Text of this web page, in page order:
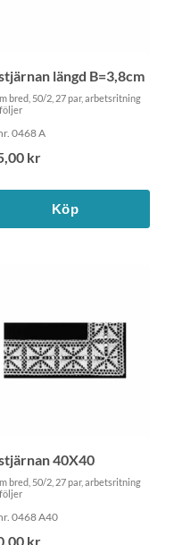
längd B=3,8cm
bred, 50/2, 27 par, arbetsritning
0468 A
kr
Köp
40X40
bred, 50/2, 27 par, arbetsritning
0468 A40
kr